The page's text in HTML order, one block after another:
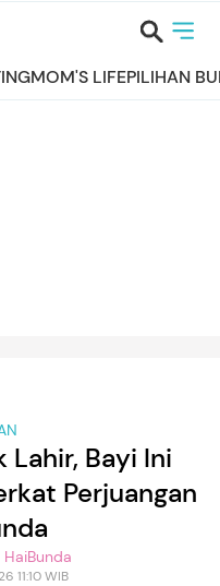
MOM'S LIFEPILIHAN
Lahir, Bayi Ini
Perjuangan
HaiBunda
11:10 WIB